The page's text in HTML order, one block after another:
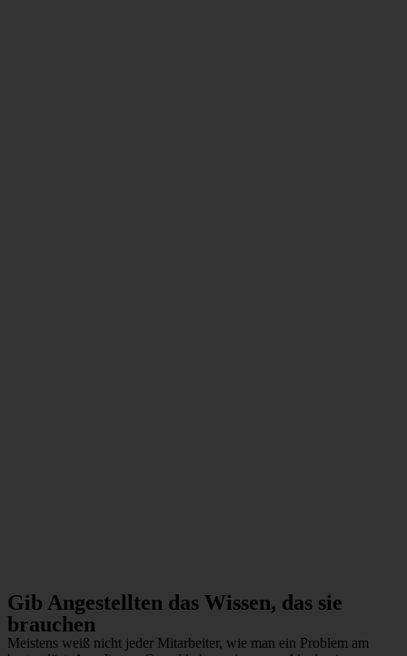
Gib Angestellten das Wissen, das sie
brauchen
Meistens weiß nicht jeder Mitarbeiter, wie man ein Problem am